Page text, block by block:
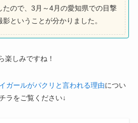
たので、3月～4月の愛知県での目撃
ということが分かりました。
楽しみですね！
ガールがパクリと言われる理由につい
ラをご覧ください↓